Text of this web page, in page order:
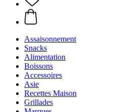
Assaisonnement
Snacks
Alimentation
Boissons
Accessoires
Asie
Recettes Maison
Grillades